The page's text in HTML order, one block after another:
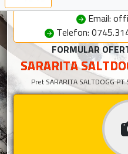
Email:
Telefon:
FORMULAR
SARARITA
Pret SARARITA SALTDOGG